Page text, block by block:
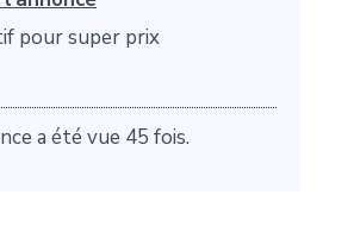
pour super prix
a été vue 45 fois.